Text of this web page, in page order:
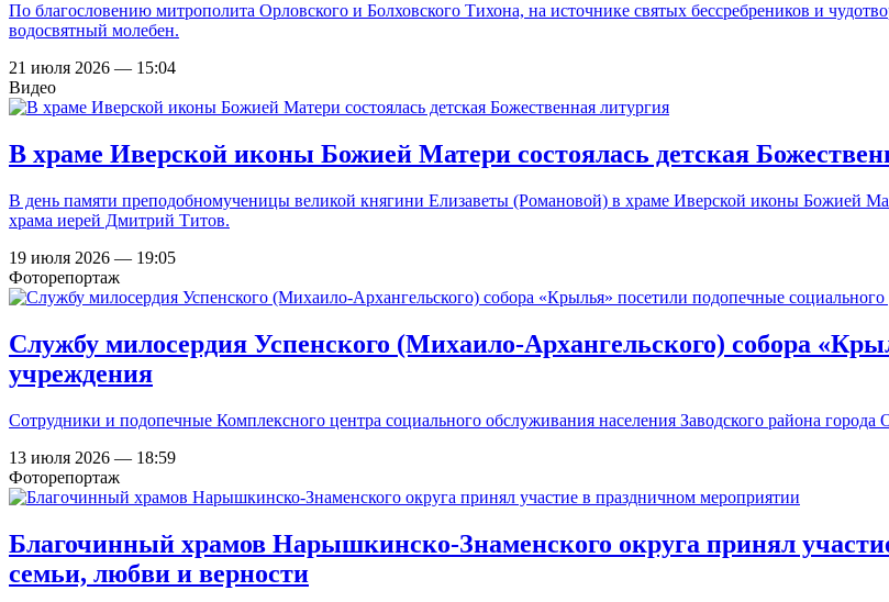
По благословению митрополита Орловского и Болховского Тихона, на источнике святых бессребреников и
водосвятный молебен.
21 июля 2026 — 15:04
Видео
В храме Иверской иконы Божией Матери состоялась детская
В день памяти преподобномученицы великой княгини Елизаветы (Романовой) в храме Иверской иконы Божией
храма иерей Дмитрий Титов.
19 июля 2026 — 19:05
Фоторепортаж
Службу милосердия Успенского (Михаило-Архангельского) собора
учреждения
Сотрудники и подопечные Комплексного центра социального обслуживания населения Заводского района
13 июля 2026 — 18:59
Фоторепортаж
Благочинный храмов Нарышкинско-Знаменского округа принял
семьи, любви и верности